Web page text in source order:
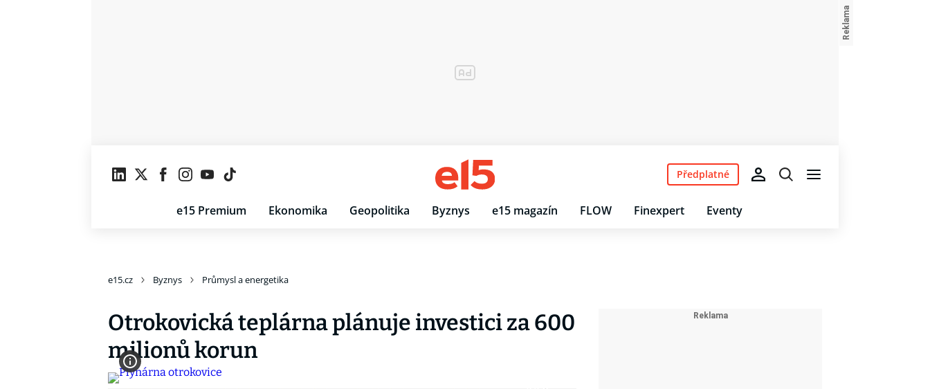
e15 Premium Ekonomika Geopolitika Byznys e15 magazín FLOW Finexpert Eventy
Předplatné
e15.cz Byznys Průmysl a energetika
Otrokovická teplárna plánuje investici za 600
milionů korun